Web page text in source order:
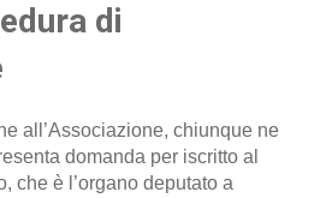
di
all’Associazione, chiunque ne
domanda per iscritto al
che è l’organo deputato a